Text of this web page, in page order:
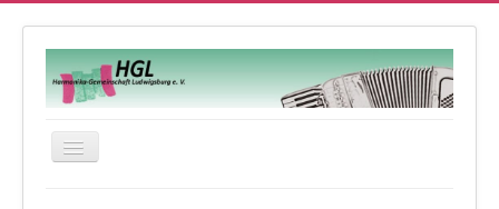
Navigation
an/aus